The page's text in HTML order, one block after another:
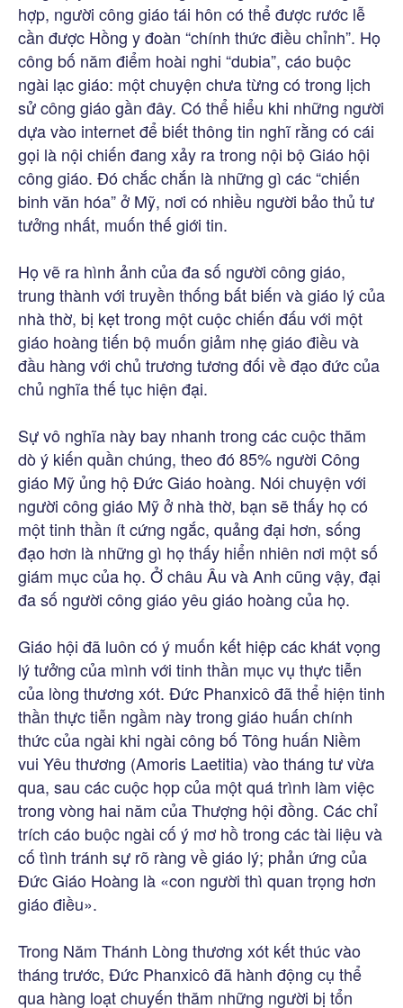
hợp, người công giáo tái hôn có thể được rước lễ
cần được Hồng y đoàn “chính thức điều chỉnh”. Họ
công bố năm điểm hoài nghi “dubia”, cáo buộc
ngài lạc giáo: một chuyện chưa từng có trong lịch
sử công giáo gần đây. Có thể hiểu khi những người
dựa vào internet để biết thông tin nghĩ rằng có cái
gọi là nội chiến đang xảy ra trong nội bộ Giáo hội
công giáo. Đó chắc chắn là những gì các “chiến
binh văn hóa” ở Mỹ, nơi có nhiều người bảo thủ tư
tưởng nhất, muốn thế giới tin.
Họ vẽ ra hình ảnh của đa số người công giáo,
trung thành với truyền thống bất biến và giáo lý của
nhà thờ, bị kẹt trong một cuộc chiến đấu với một
giáo hoàng tiến bộ muốn giảm nhẹ giáo điều và
đầu hàng với chủ trương tương đối về đạo đức của
chủ nghĩa thế tục hiện đại.
Sự vô nghĩa này bay nhanh trong các cuộc thăm
dò ý kiến quần chúng, theo đó 85% người Công
giáo Mỹ ủng hộ Đức Giáo hoàng. Nói chuyện với
người công giáo Mỹ ở nhà thờ, bạn sẽ thấy họ có
một tinh thần ít cứng ngắc, quảng đại hơn, sống
đạo hơn là những gì họ thấy hiển nhiên nơi một số
giám mục của họ. Ở châu Âu và Anh cũng vậy, đại
đa số người công giáo yêu giáo hoàng của họ.
Giáo hội đã luôn có ý muốn kết hiệp các khát vọng
lý tưởng của mình với tinh thần mục vụ thực tiễn
của lòng thương xót. Đức Phanxicô đã thể hiện tinh
thần thực tiễn ngầm này trong giáo huấn chính
thức của ngài khi ngài công bố Tông huấn Niềm
vui Yêu thương (Amoris Laetitia) vào tháng tư vừa
qua, sau các cuộc họp của một quá trình làm việc
trong vòng hai năm của Thượng hội đồng. Các chỉ
trích cáo buộc ngài cố ý mơ hồ trong các tài liệu và
cố tình tránh sự rõ ràng về giáo lý; phản ứng của
Đức Giáo Hoàng là «con người thì quan trọng hơn
giáo điều».
Trong Năm Thánh Lòng thương xót kết thúc vào
tháng trước, Đức Phanxicô đã hành động cụ thể
qua hàng loạt chuyến thăm những người bị tổn